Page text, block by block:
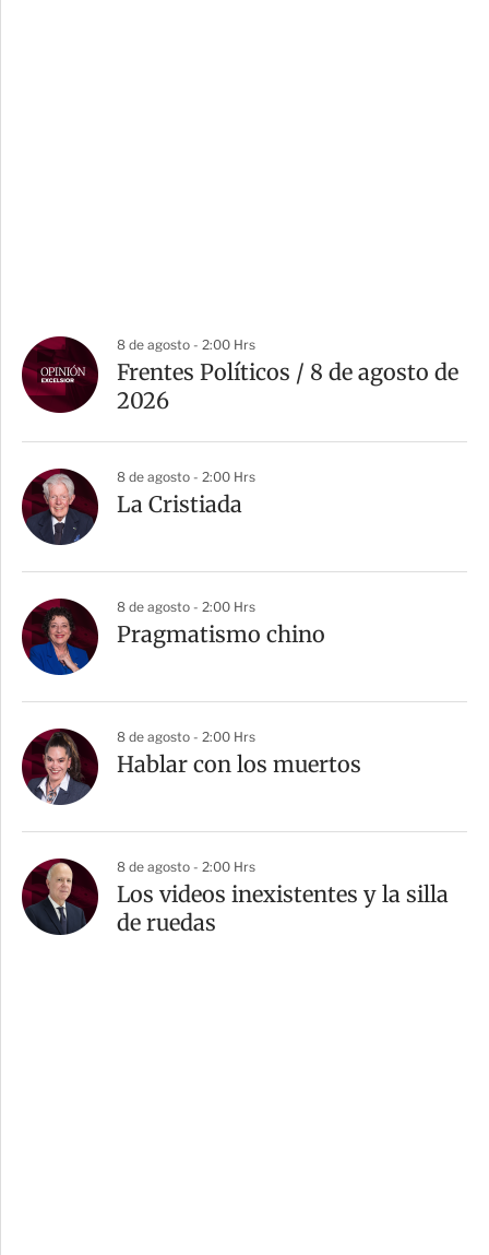
8 de agosto - 2:00 Hrs
Frentes Políticos / 8 de agosto de
2026
8 de agosto - 2:00 Hrs
La Cristiada
8 de agosto - 2:00 Hrs
Pragmatismo chino
8 de agosto - 2:00 Hrs
Hablar con los muertos
8 de agosto - 2:00 Hrs
Los videos inexistentes y la silla
de ruedas